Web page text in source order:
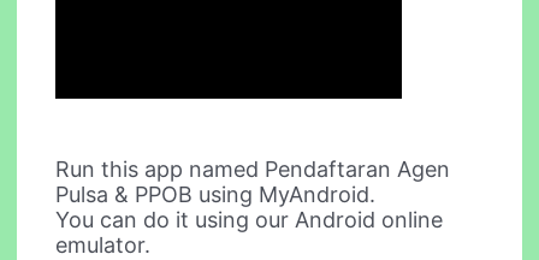
Run this app named Pendaftaran Agen
Pulsa & PPOB using MyAndroid.
You can do it using our Android online
emulator.